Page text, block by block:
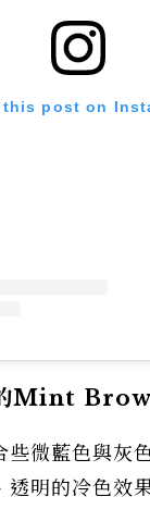
this post on
的Mint
些微藍色與灰
明的冷色效